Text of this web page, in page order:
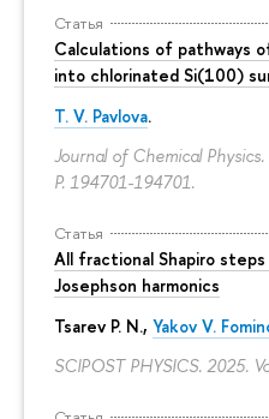
Статья
Calculations of pathways
into chlorinated Si(100)
T. V. Pavlova.
Journal of Chemical
P. 194701-194701.
Статья
All fractional Shapiro
Josephson harmonics
Tsarev P. N., Yakov V.
SCIPOST PHYSICS. 2025.